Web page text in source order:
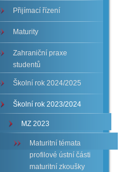
Přijímací řízení
Maturity
Zahraniční praxe
studentů
Školní rok 2024/2025
Školní rok 2023/2024
MZ 2023
Maturitní témata
profilové ústní části
maturitní zkoušky